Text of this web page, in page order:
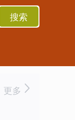
搜索
更多